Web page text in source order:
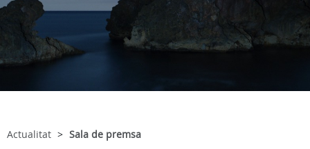
Actualitat Sala de premsa